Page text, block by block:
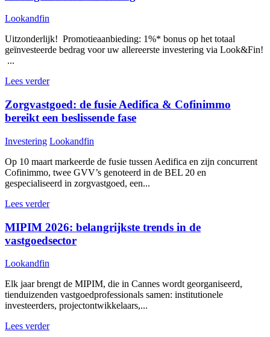
Lookandfin
Uitzonderlijk! Promotieaanbieding: 1%* bonus op het totaal
geïnvesteerde bedrag voor uw allereerste investering via Look&Fin!
...
Lees verder
Zorgvastgoed: de fusie Aedifica & Cofinimmo
bereikt een beslissende fase
Investering Lookandfin
Op 10 maart markeerde de fusie tussen Aedifica en zijn concurrent
Cofinimmo, twee GVV’s genoteerd in de BEL 20 en
gespecialiseerd in zorgvastgoed, een...
Lees verder
MIPIM 2026: belangrijkste trends in de
vastgoedsector
Lookandfin
Elk jaar brengt de MIPIM, die in Cannes wordt georganiseerd,
tienduizenden vastgoedprofessionals samen: institutionele
investeerders, projectontwikkelaars,...
Lees verder